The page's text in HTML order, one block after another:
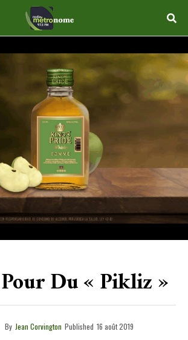
Du « Pikliz »
By Jean Corvington Published 16 août 2019